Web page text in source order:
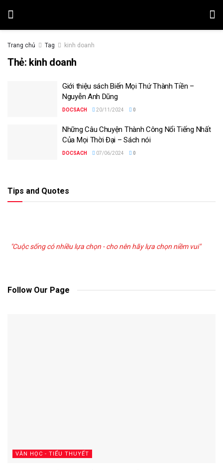
Trang chủ Tag kinh doanh
Thẻ: kinh doanh
Giới thiệu sách Biến Mọi Thứ Thành Tiền –
Nguyễn Anh Dũng
DOCSACH 20/11/2024 0
Những Câu Chuyện Thành Công Nổi Tiếng Nhất
Của Mọi Thời Đại – Sách nói
DOCSACH 07/06/2024 0
Tips and Quotes
"Cuộc sống có nhiều lựa chọn - cho nên hãy lựa chọn niềm vui"
Follow Our Page
VĂN HỌC - TIỂU THUYẾT